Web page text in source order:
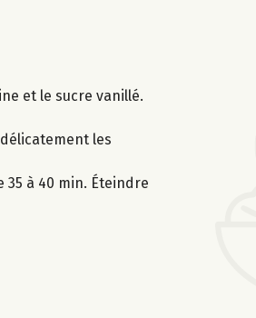
et le sucre vanillé.
les
à 40 min. Éteindre